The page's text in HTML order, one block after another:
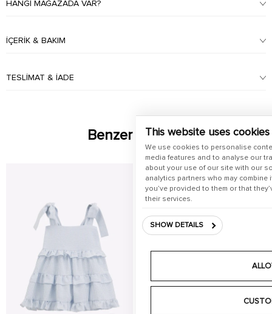
This website uses cookies
We use cookies to personalise
media features and to analyse our
about your use of our site with our
analytics partners who may
you’ve provided to them or that
their services.
SHOW DETAILS
HANGI MAĞAZADA VAR?
İÇERIK & BAKIM
TESLIMAT & İADE
Benzer Ürünler